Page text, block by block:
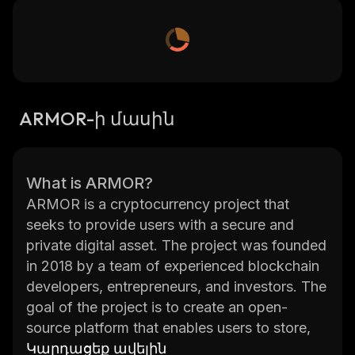
ARMOR-ի մասին
What is ARMOR?
ARMOR is a cryptocurrency project that
seeks to provide users with a secure and
private digital asset. The project was founded
in 2018 by a team of experienced blockchain
developers, entrepreneurs, and investors. The
goal of the project is to create an open-
source platform that enables users to store,
transfer, and trade their digital assets securely
Կարդացեք ավելին